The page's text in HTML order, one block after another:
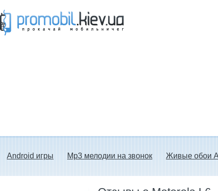
Android игры Mp3 мелодии на звонок Живые обои